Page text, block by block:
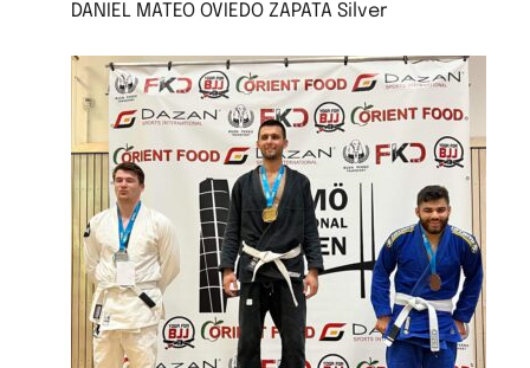
DANIEL MATEO OVIEDO ZAPATA Silver